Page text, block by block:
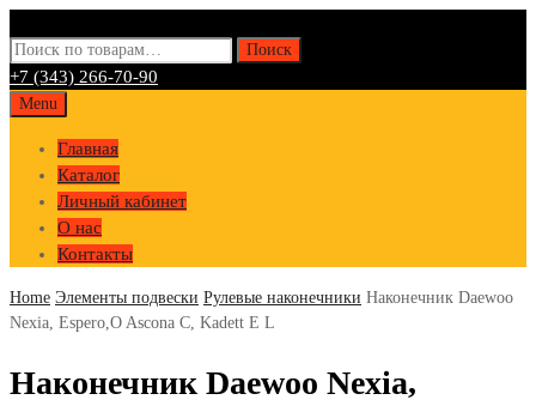
Искать: Поиск
+7 (343) 266-70-90
Skip
content
Menu
Главная
Каталог
Личный кабинет
О нас
Контакты
Home Элементы подвески Рулевые наконечники Наконечник Daewoo
Nexia, Espero,O Ascona C, Kadett E L
Наконечник Daewoo Nexia,